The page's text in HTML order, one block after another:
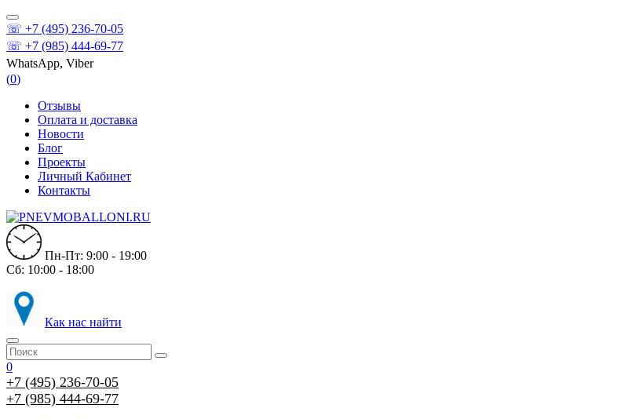
☏ +7 (495) 236-70-05
☏ +7 (985) 444-69-77
WhatsApp, Viber
(0)
Отзывы
Оплата и доставка
Новости
Блог
Проекты
Личный Кабинет
Контакты
Пн-Пт: 9:00 - 19:00
Сб: 10:00 - 18:00
Как нас найти
0
+7 (495) 236-70-05
+7 (985) 444-69-77